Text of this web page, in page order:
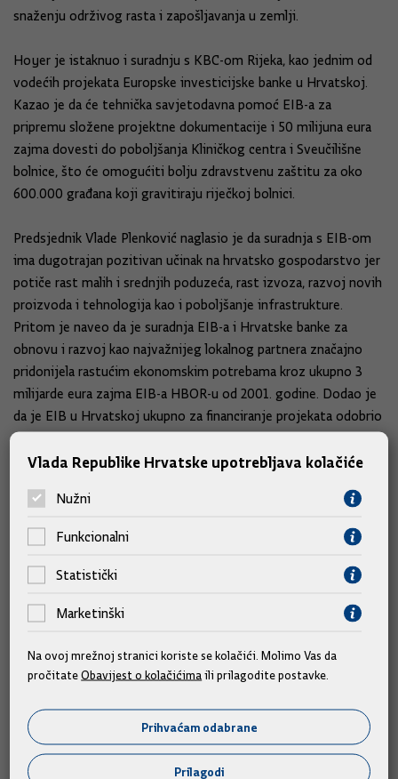
snaženju održivog rasta i zapošljavanja u zemlji.
Hoyer je istaknuo i suradnju s KBC-om Rijeka, kao jednim od
vodećih projekata Europske investicijske banke u Hrvatskoj.
Kazao je da će tehnička savjetodavna pomoć EIB-a za
pripremu složene projektne dokumentacije i 50 milijuna eura
zajma dovesti do poboljšanja Kliničkog centra i Sveučilišne
bolnice, što će omogućiti bolju zdravstvenu zaštitu za oko
600.000 građana koji gravitiraju riječkoj bolnici.
Predsjednik Vlade Plenković naglasio je da suradnja s EIB-om
ima dugotrajan pozitivan učinak na hrvatsko gospodarstvo jer
potiče rast malih i srednjih poduzeća, rast izvoza, razvoj novih
proizvoda i tehnologija kao i poboljšanje infrastrukture.
Pritom je naveo da je suradnja EIB-a i Hrvatske banke za
obnovu i razvoj kao najvažnijeg lokalnog partnera značajno
pridonijela rastućim ekonomskim potrebama kroz ukupno 3
milijarde eura zajma EIB-a HBOR-u od 2001. godine. Dodao je
da je EIB u Hrvatskoj ukupno za financiranje projekata odobrio
preko 6 milijardi eura.
trendovima Hrvatske u pogledu daljnjeg rasta BDP-a,
stabilnosti javnih financija i ostvarivanju proračunskog suficita,
kao i vraćanju kreditnog rejtinga na investicijsku razinu (prema
ocjenama kreditnih agencija Standard & Poor’s i Fitch).
Predsjednik Vlade izvijestio je i o prioritetima nadolazećeg
2020. godine.
Foto galerija
Vlada Republike Hrvatske upotrebljava kolačiće
Nužni
Funkcionalni
Statistički
Marketinški
Na ovoj mrežnoj stranici koriste se kolačići. Molimo Vas da
pročitateObavijest o kolačićima ili prilagodite postavke.
Prihvaćam odabrane
Prilagodi